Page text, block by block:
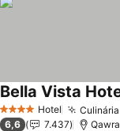
4 EstrelasHotel
Bella Vista
6,6 7.437